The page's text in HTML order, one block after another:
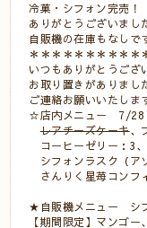
冷菓・シフォン完売！
ありがとうございまし
自販機の在庫もなしで
＊＊＊＊＊＊＊＊＊＊
いつもありがとうござ
お取り置きがありまし
ご連絡お願いいたしま
☆店内メニュー 7/28
レアチーズケーキ、
コーヒーゼリー：3
シフォンラスク（ア
さんりく星苺コンフ
★自販機メニュー シ
【期間限定】マンゴー